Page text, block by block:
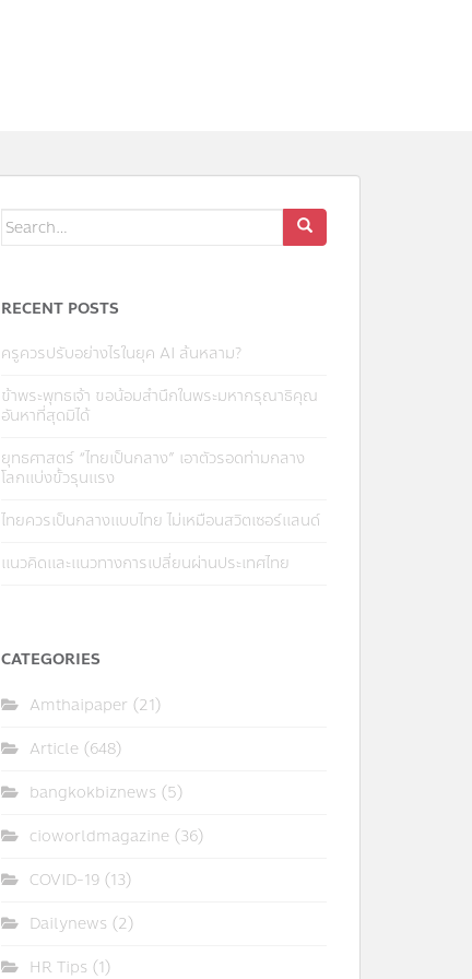
Search
for:
RECENT POSTS
ครูควรปรับอย่างไรในยุค AI ล้นหลาม?
ข้าพระพุทธเจ้า ขอน้อมสำนึกในพระมหากรุณาธิคุณ
อันหาที่สุดมิได้
ยุทธศาสตร์ “ไทยเป็นกลาง” เอาตัวรอดท่ามกลาง
โลกแบ่งขั้วรุนแรง
ไทยควรเป็นกลางแบบไทย ไม่เหมือนสวิตเซอร์แลนด์
แนวคิดและแนวทางการเปลี่ยนผ่านประเทศไทย
CATEGORIES
Amthaipaper (21)
Article (648)
bangkokbiznews (5)
cioworldmagazine (36)
COVID-19 (13)
Dailynews (2)
HR Tips (1)